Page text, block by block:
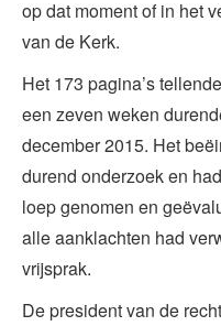
op dat moment of in het
van de Kerk.
Het 173 pagina’s
een zeven weken
december 2015. Het
durend onderzoek en
loep genomen en
alle aanklachten had
vrijsprak.
De president van de